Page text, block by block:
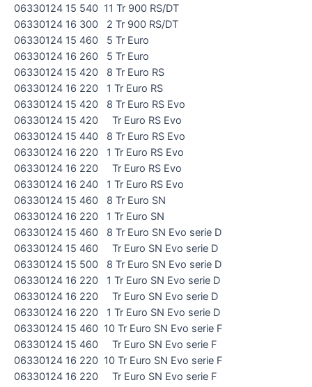
06330124 15 540 11 Tr 900 RS/DT
06330124 16 300 2 Tr 900 RS/DT
06330124 15 460 5 Tr Euro
06330124 16 260 5 Tr Euro
06330124 15 420 8 Tr Euro RS
06330124 16 220 1 Tr Euro RS
06330124 15 420 8 Tr Euro RS Evo
06330124 15 420 Tr Euro RS Evo
06330124 15 440 8 Tr Euro RS Evo
06330124 16 220 1 Tr Euro RS Evo
06330124 16 220 Tr Euro RS Evo
06330124 16 240 1 Tr Euro RS Evo
06330124 15 460 8 Tr Euro SN
06330124 16 220 1 Tr Euro SN
06330124 15 460 8 Tr Euro SN Evo serie D
06330124 15 460 Tr Euro SN Evo serie D
06330124 15 500 8 Tr Euro SN Evo serie D
06330124 16 220 1 Tr Euro SN Evo serie D
06330124 16 220 Tr Euro SN Evo serie D
06330124 16 220 1 Tr Euro SN Evo serie D
06330124 15 460 10 Tr Euro SN Evo serie F
06330124 15 460 Tr Euro SN Evo serie F
06330124 16 220 10 Tr Euro SN Evo serie F
06330124 16 220 Tr Euro SN Evo serie F